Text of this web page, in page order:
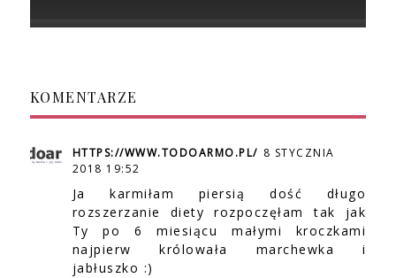
KOMENTARZE
HTTPS://WWW.TODOARMO.PL/ 8 STYCZNIA
2018 19:52
Ja karmiłam piersią dość długo
rozszerzanie diety rozpoczęłam tak jak
Ty po 6 miesiącu małymi kroczkami
najpierw królowała marchewka i
jabłuszko :)